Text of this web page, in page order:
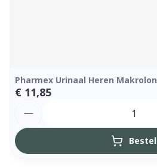
Pharmex Urinaal Heren Makrolon
€ 11,85
Bestel